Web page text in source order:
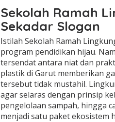
Sekolah Ramah
Sekadar Slogan
Istilah Sekolah Ramah
program pendidikan hijau.
tersendat antara niat dan
plastik di Garut memberikan
tersebut tidak mustahil.
agar selaras dengan prinsip
pengelolaan sampah, hingga
menjadi satu paket ekosistem